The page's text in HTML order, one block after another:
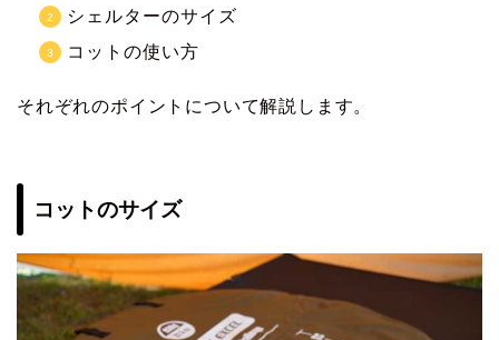
シェルターのサイズ
コットの使い方
それぞれのポイントについて解説します。
コットのサイズ